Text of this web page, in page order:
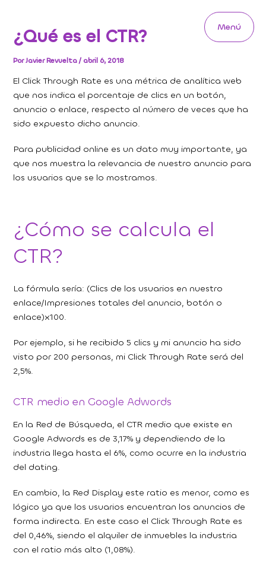
contenido
Main
Menú
¿Qué es el CTR?
PorJavier Revuelta/ abril 6, 2018
El Click Through Rate es una métrica de analítica web
que nos indica el porcentaje de clics en un botón,
anuncio o enlace, respecto al número de veces que ha
sido expuesto dicho anuncio.
Para publicidad online es un dato muy importante, ya
que nos muestra la relevancia de nuestro anuncio para
los usuarios que se lo mostramos.
¿Cómo se calcula el
CTR?
La fórmula sería: (Clics de los usuarios en nuestro
enlace/Impresiones totales del anuncio, botón o
enlace)x100.
Por ejemplo, si he recibido 5 clics y mi anuncio ha sido
visto por 200 personas, mi Click Through Rate será del
2,5%.
CTR medio en Google Adwords
En la Red de Búsqueda, el CTR medio que existe en
Google Adwords es de 3,17% y dependiendo de la
industria llega hasta el 6%, como ocurre en la industria
del dating.
En cambio, la Red Display este ratio es menor, como es
lógico ya que los usuarios encuentran los anuncios de
forma indirecta. En este caso el Click Through Rate es
del 0,46%, siendo el alquiler de inmuebles la industria
con el ratio más alto (1,08%).